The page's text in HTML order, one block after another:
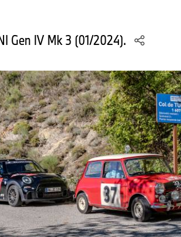
Gen IV Mk 3 (01/2024).